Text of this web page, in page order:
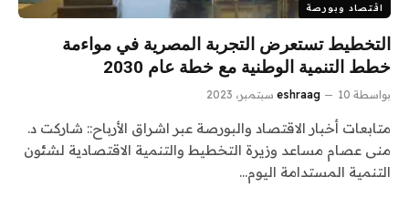
اقتصاد وبورصة
التخطيط تستعرض التجربة المصرية في مواءمة
خطط التنمية الوطنية مع خطة عام 2030
بواسطة eshraag 10 سبتمبر، 2023
متابعات أخبار الاقتصاد والبورصة عبر اشراق الأرباح:: شاركت د.
منى عصام مساعد وزيرة التخطيط والتنمية الاقتصادية لشئون
التنمية المستدامة اليوم…